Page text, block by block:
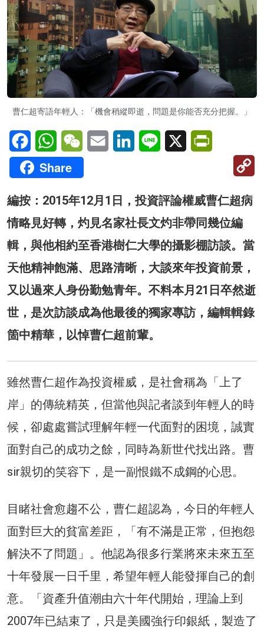
曹仁超寄語年輕人：「機會稍縱即逝，問題是你能否充分把握。」
FacebookWhatsAppWeChatEmail LinkedInLine X
Share
編按：2015年12月1日，投資評論權威曹仁超病
情略見好轉，灼見名家社長文灼非帶同幾位編
輯，與他相約至香港樹仁大學的攝影棚訪談。當
天他精神飽滿、思路清晰，大談來年投資前景，
又以過來人身份勤勉青年。不料本月21日卒然逝
世，是次訪談成為他最後的獨家專訪，編輯輯錄
箇中精華，以悼曹仁超前輩。
雖然曹仁超作為投資權威，是社會稱為「上了
岸」的傳統精英，但當他與記者談到年輕人的時
候，卻處處嘗試理解年輕一代面對的困境，誠實
面對自己的成功之餘，同時為新世代找出路。曹
sir親切的笑容下，是一副恨鐵不成鋼的心思。
目睹社會愈趨不公，曹仁超認為，今日的年輕人
面對巨大的貧富差距，「有不滿是正常，但抱怨
解決不了問題」。他認為很多行業將來未來五至
十年發展一日千里，希望年輕人能發揮自己的創
意。「資產升值潮由六十年代開始，理論上到
2007年已結束了，只是美國強行印銀紙，製造了